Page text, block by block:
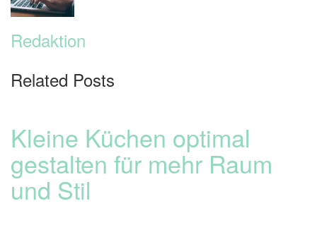
Redaktion
Related Posts
Kleine Küchen optimal
gestalten für mehr Raum
und Stil